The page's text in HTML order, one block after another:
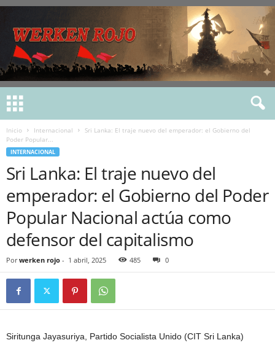
Inicio Internacional
Sri Lanka: El traje nuevo del emperador: el Gobierno del
Poder Popular...
INTERNACIONAL
Sri Lanka: El traje nuevo del
emperador: el Gobierno del Poder
Popular Nacional actúa como
defensor del capitalismo
Por werken rojo - 1 abril, 2025 485 0
Siritunga Jayasuriya, Partido Socialista Unido (CIT Sri Lanka)